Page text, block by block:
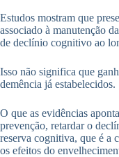
Estudos mostram que
associado à manutenção
de declínio cognitivo ao
Isso não significa que
demência já estabelecidos.
O que as evidências
prevenção, retardar o
reserva cognitiva, que é a
os efeitos do